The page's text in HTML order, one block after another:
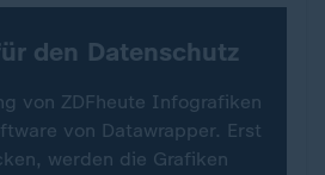
den Datenschutz
von ZDFheute Infografiken
von Datawrapper. Erst
werden die Grafiken